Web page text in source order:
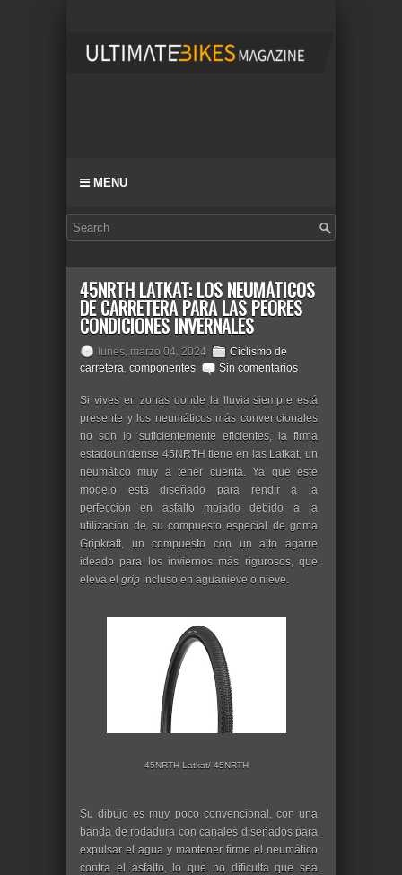
MENU
45NRTH LATKAT: LOS NEUMÁTICOS
DE CARRETERA PARA LAS PEORES
CONDICIONES INVERNALES
lunes, marzo 04, 2024
Ciclismo de
carretera, componentes Sin comentarios
Si vives en zonas donde la lluvia siempre está
presente y los neumáticos más convencionales
no son lo suficientemente eficientes, la firma
estadounidense 45NRTH tiene en las Latkat, un
neumático muy a tener cuenta. Ya que este
modelo está diseñado para rendir a la
perfección en asfalto mojado debido a la
utilización de su compuesto especial de goma
Gripkraft, un compuesto con un alto agarre
ideado para los inviernos más rigurosos, que
eleva el grip incluso en aguanieve o nieve.
45NRTH Latkat/ 45NRTH
Su dibujo es muy poco convencional, con una
banda de rodadura con canales diseñados para
expulsar el agua y mantener firme el neumático
contra el asfalto, lo que no dificulta que sea